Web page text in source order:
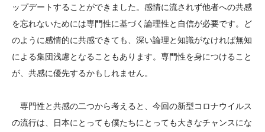
ップデートすることができました。感情に流されず他者への共感
を忘れないためには専門性に基づく論理性と自信が必要です。ど
のように感情的に共感できても、深い論理と知識がなければ無知
による集団浅慮となることもあります。専門性を身につけること
が、共感に優先するかもしれません。
専門性と共感の二つから考えると、今回の新型コロナウイルス
の流行は、日本にとっても僕たちにとっても大きなチャンスにな